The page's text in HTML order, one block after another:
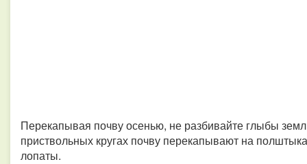
Перекапывая почву осенью, не разбивайте глыбы
приствольных кругах почву перекапывают на
лопаты.